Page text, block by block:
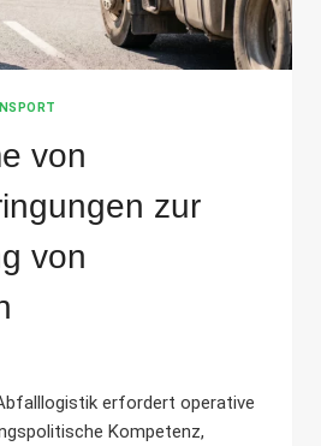
von
zur
von
erfordert operative
Kompetenz,